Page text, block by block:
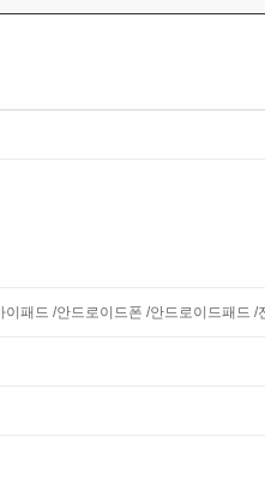
패드 /안드로이드폰 /안드로이드패드